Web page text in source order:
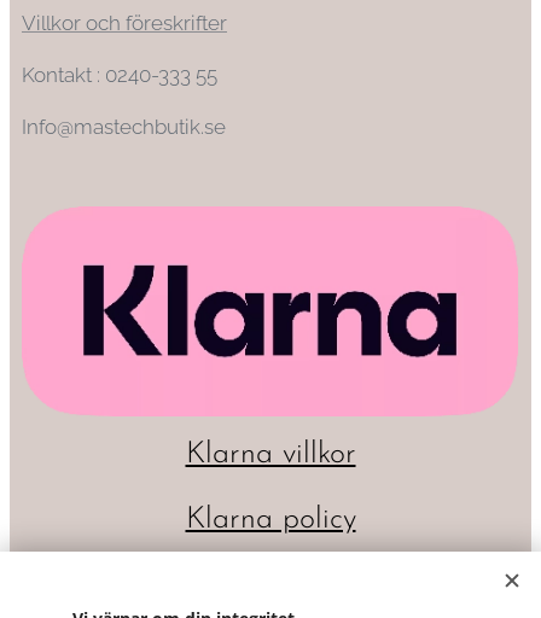
Villkor och föreskrifter
Kontakt : 0240-333 55
Info@mastechbutik.se
Klarna villkor
Klarna policy